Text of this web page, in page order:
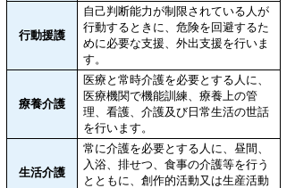
行動援護
自己判断能力が制限されている人が
行動するときに、危険を回避するた
めに必要な支援、外出支援を行いま
す。
療養介護
医療と常時介護を必要とする人に、
医療機関で機能訓練、療養上の管
理、看護、介護及び日常生活の世話
を行います。
生活介護
常に介護を必要とする人に、昼間、
入浴、排せつ、食事の介護等を行う
とともに、創作的活動又は生産活動